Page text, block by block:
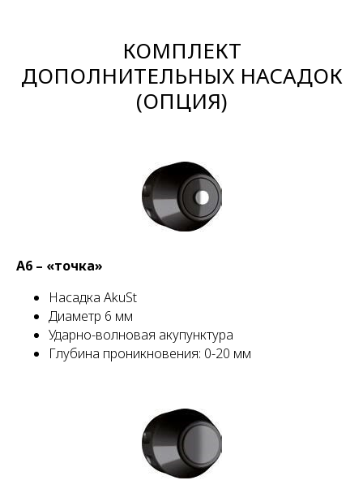
КОМПЛЕКТ
ДОПОЛНИТЕЛЬНЫХ НАСАДОК
(ОПЦИЯ)
А6 – «точка»
Насадка AkuSt
Диаметр 6 мм
Ударно-волновая акупунктура
Глубина проникновения: 0-20 мм